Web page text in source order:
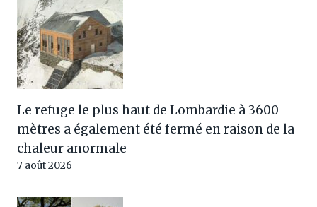
Le refuge le plus haut de Lombardie à 3600
mètres a également été fermé en raison de la
chaleur anormale
7 août 2026